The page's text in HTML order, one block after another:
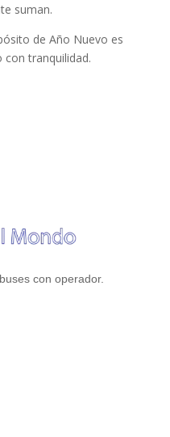
suman.
de Año Nuevo es
tranquilidad.
con operador.